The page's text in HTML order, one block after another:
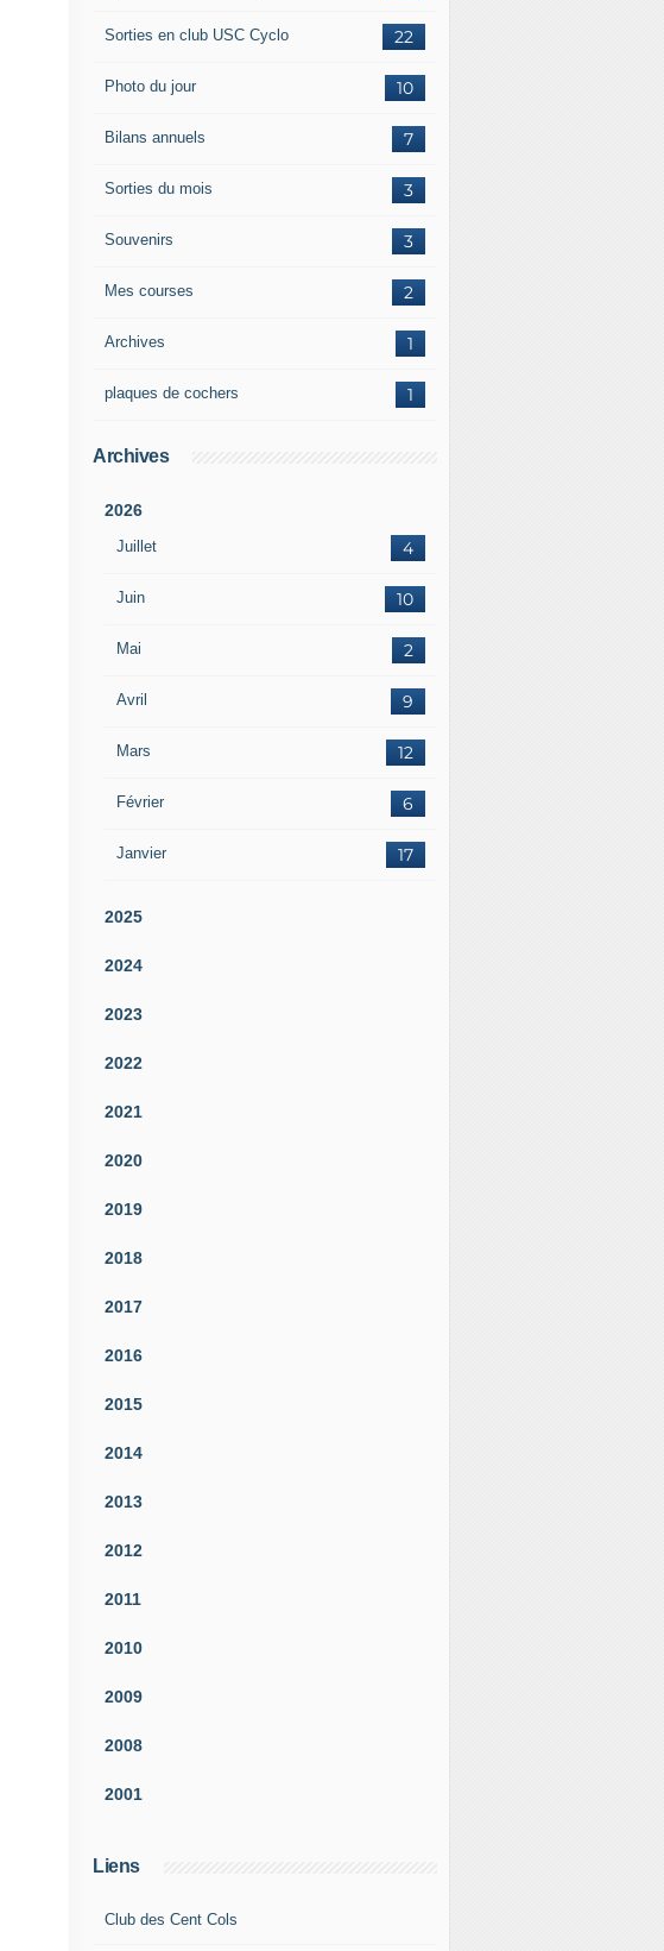
22
Sorties en club USC Cyclo
10
Photo du jour
7
Bilans annuels
3
Sorties du mois
3
Souvenirs
2
Mes courses
1
Archives
1
plaques de cochers
Archives
2026
Juillet 4
Juin 10
Mai 2
Avril 9
Mars 12
Février 6
Janvier 17
2025
2024
2023
2022
2021
2020
2019
2018
2017
2016
2015
2014
2013
2012
2011
2010
2009
2008
2001
Liens
Club des Cent Cols